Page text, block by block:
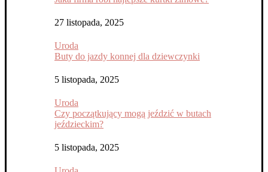
27 listopada, 2025
Uroda
Buty do jazdy konnej dla dziewczynki
5 listopada, 2025
Uroda
Czy początkujący mogą jeździć w butach
jeździeckim?
5 listopada, 2025